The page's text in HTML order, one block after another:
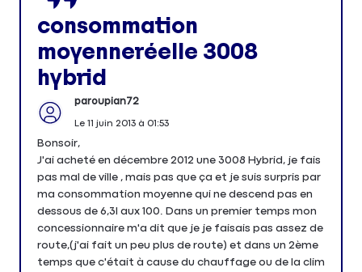
consommation
moyenneréelle 3008
hybrid
paroupian72
Le 11 juin 2013à 01:53
Bonsoir,
J'ai acheté en décembre 2012 une 3008 Hybrid, je fais
pas mal de ville , mais pas que ça et je suis surpris par
ma consommation moyenne qui ne descend pas en
dessous de 6,3l aux 100. Dans un premier temps mon
concessionnaire m'a dit que je je faisais pas assez de
route,(j'ai fait un peu plus de route) et dans un 2ème
temps que c'était à cause du chauffage ou de la clim